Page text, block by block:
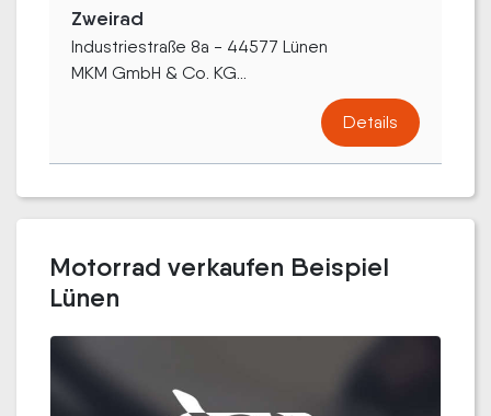
Zweirad
Industriestraße 8a - 44577 Lünen
MKM GmbH & Co. KG...
Details
Motorrad verkaufen Beispiel
Lünen